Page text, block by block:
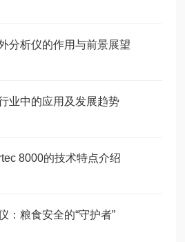
分析仪的作用与前景展望
业中的应用及发展趋势
8000的技术特点介绍
：粮食安全的“守护者”